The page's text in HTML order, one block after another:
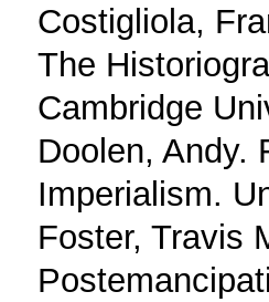
Costigliola,
The
Cambridge
Doolen, Andy.
Imperialism.
Foster, Travis